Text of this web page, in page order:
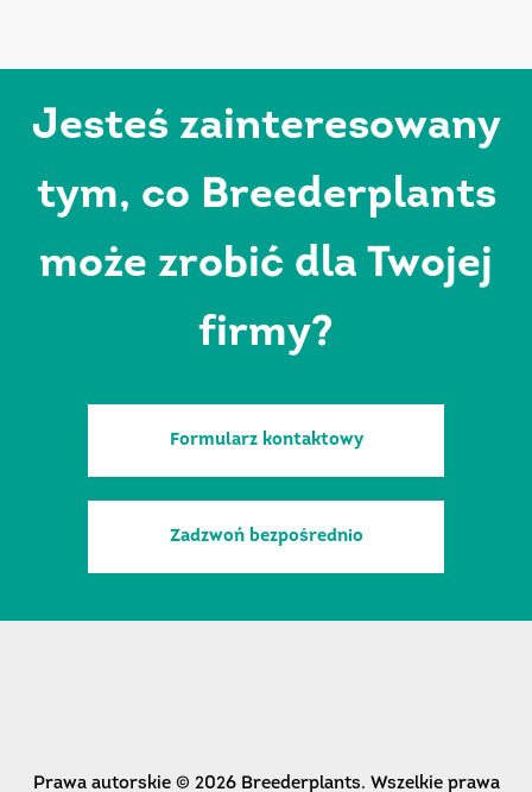
Jesteś zainteresowany
tym, co Breederplants
może zrobić dla Twojej
firmy?
Formularz kontaktowy
Zadzwoń bezpośrednio
Prawa autorskie © 2026 Breederplants. Wszelkie prawa